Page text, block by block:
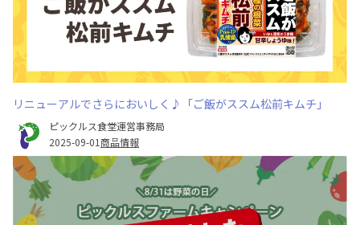
リニューアルでさらにおいしく♪「ご飯がススム松前キムチ」
ピックルス食堂運営事務局
2025-09-01商品情報